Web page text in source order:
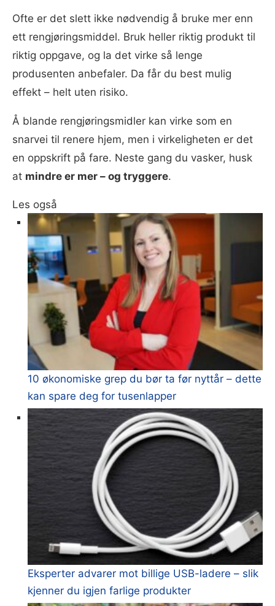
Ofte er det slett ikke nødvendig å bruke mer enn
ett rengjøringsmiddel. Bruk heller riktig produkt til
riktig oppgave, og la det virke så lenge
produsenten anbefaler. Da får du best mulig
effekt – helt uten risiko.
Å blande rengjøringsmidler kan virke som en
snarvei til renere hjem, men i virkeligheten er det
en oppskrift på fare. Neste gang du vasker, husk
at mindre er mer – og tryggere.
Les også
10 økonomiske grep du bør ta før nyttår – dette
kan spare deg for tusenlapper
Eksperter advarer mot billige USB-ladere – slik
kjenner du igjen farlige produkter